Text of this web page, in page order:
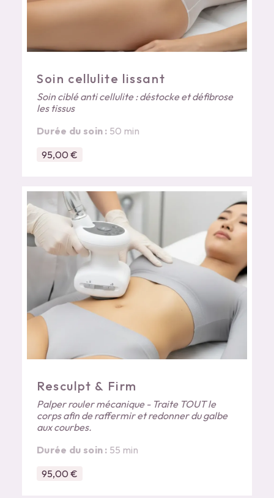
Soin cellulite lissant
Soin ciblé anti cellulite : déstocke et défibrose
les tissus
Durée du soin : 50 min
95,00 €
Resculpt & Firm
Palper rouler mécanique - Traite TOUT le
corps afin de raffermir et redonner du galbe
aux courbes.
Durée du soin : 55 min
95,00 €